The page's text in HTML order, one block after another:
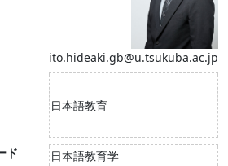
ito.hideaki.gb@u.tsukuba.ac.jp
日本語教育
ド
日本語教育学